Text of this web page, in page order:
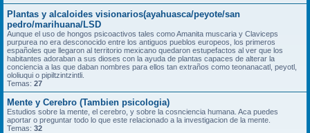
Plantas y alcaloides visionarios(ayahuasca/peyote/san
pedro/marihuana/LSD
Aunque el uso de hongos psicoactivos tales como Amanita muscaria y Claviceps
purpurea no era desconocido entre los antiguos pueblos europeos, los primeros
españoles que llegaron al territorio mexicano quedaron estupefactos al ver que los
habitantes adoraban a sus dioses con la ayuda de plantas capaces de alterar la
conciencia a las que daban nombres para ellos tan extraños como teonanacatl, peyotl,
ololiuqui o pipiltzintzintli.
Temas: 27
Mente y Cerebro (Tambien psicologia)
Estudios sobre la mente, el cerebro, y sobre la cosnciencia humana. Aca puedes
aportar o preguntar todo lo que este relacionado a la investigacion de la mente.
Temas: 32